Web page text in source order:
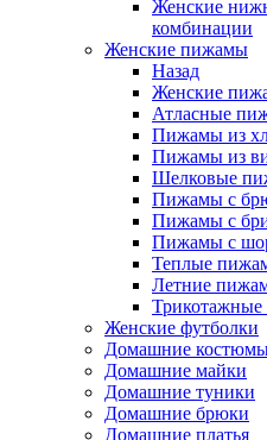
Женские
комбинации
Женские пижамы
Назад
Женские
Атласные
Пижамы из
Пижамы из
Шелковые
Пижамы с
Пижамы с
Пижамы с
Теплые
Летние
Женские футболки
Домашние
Домашние майки
Домашние туники
Домашние брюки
Домашние платья